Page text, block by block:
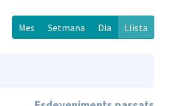
Mes Setmana Dia Llista